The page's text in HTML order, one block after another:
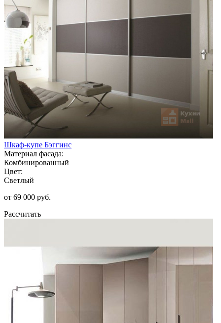
Шкаф-купе Бэггинс
Материал фасада:
Комбинированный
Цвет:
Светлый
от 69 000 руб.
Рассчитать